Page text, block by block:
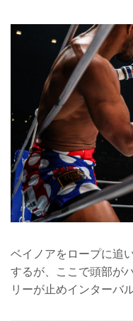
ベイノアをロープに追
するが、ここで頭部が
リーが止めインターバ